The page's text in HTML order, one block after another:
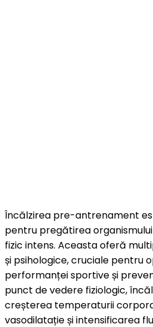
Încălzirea pre-antrenament
pentru pregătirea
fizic intens. Aceasta oferă
și psihologice, cruciale pentru
performanței sportive și
punct de vedere fiziologic,
creșterea temperaturii
vasodilatație și intensificarea